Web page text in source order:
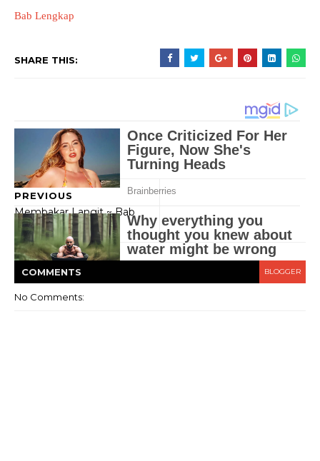
Bab Lengkap
SHARE THIS:
PREVIOUS
Membakar Langit ~ Bab
1158
COMMENTS BLOGGER
No Comments: